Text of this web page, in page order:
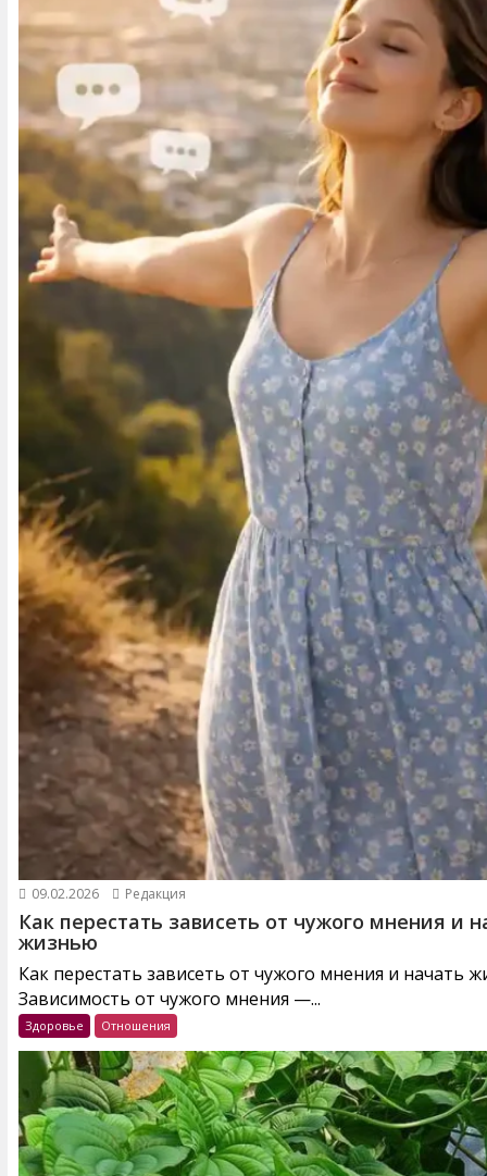
09.02.2026 Редакция
Как перестать зависеть от чужого мнения и
жизнью
Как перестать зависеть от чужого мнения и начать
Зависимость от чужого мнения —...
Здоровье Отношения